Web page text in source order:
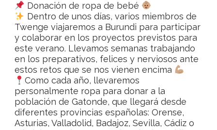
Donación de ropa de bebé
Dentro de unos días, varios miembros de
Twenge viajaremos a Burundi para participar
y colaborar en los proyectos previstos para
este verano. Llevamos semanas trabajando
en los preparativos, felices y nerviosos ante
estos retos que se nos vienen encima
Como cada año, llevaremos
personalmente ropa para donar a la
población de Gatonde, que llegará desde
diferentes provincias españolas: Orense,
Asturias, Valladolid, Badajoz, Sevilla, Cádiz o